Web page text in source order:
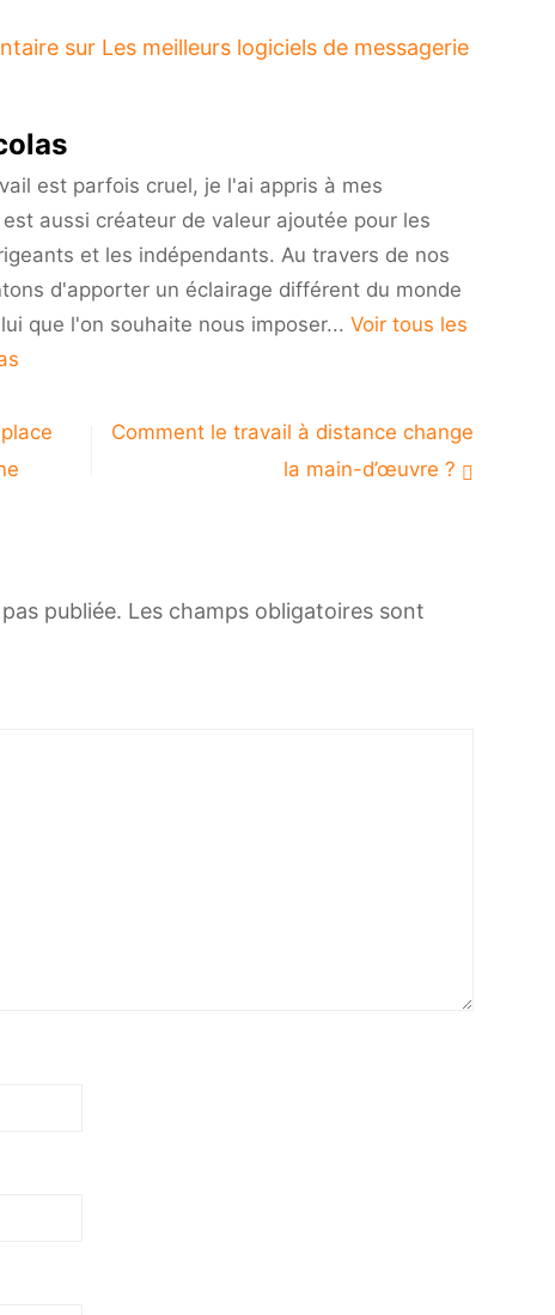
sur Les meilleurs logiciels de messagerie
est parfois cruel, je l'ai appris à mes
aussi créateur de valeur ajoutée pour les
et les indépendants. Au travers de nos
d'apporter un éclairage différent du monde
que l'on souhaite nous imposer... Voir tous les
Comment le travail à distance change
la main-d’œuvre ?
publiée. Les champs obligatoires sont